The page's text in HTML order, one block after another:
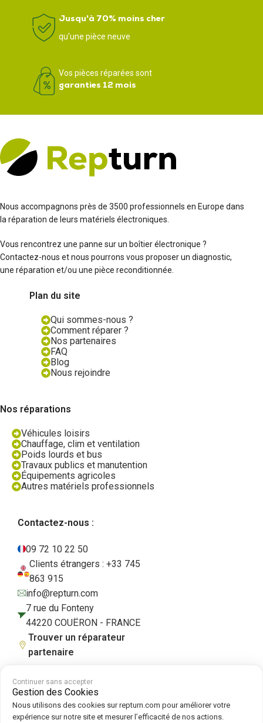
Jusqu'à 70% moins cher
qu'une pièce neuve
Vos pièces réparées sont
garanties 12 mois
Nous accompagnons près de 3500 professionnels en Europe dans
la réparation de leurs matériels électroniques.
Vous rencontrez une panne sur un boîtier électronique ?
Contactez-nous et nous pourrons vous proposer un diagnostic,
une réparation et/ou une pièce reconditionnée.
Plan du site
Qui sommes-nous ?
Comment réparer ?
Nos partenaires
FAQ
Blog
Nous rejoindre
Nos réparations
Véhicules loisirs
Chauffage, clim et ventilation
Poids lourds et bus
Travaux publics et manutention
Équipements agricoles
Autres matériels professionnels
Contactez-nous :
09 72 10 22 50
Clients étrangers : +33 745
863 915
info@repturn.com
7 rue du Fonteny
44220 COUËRON - FRANCE
Trouver un réparateur
partenaire
CGV| Mentions légales Politique de confidentialité |Cookies
de cookies
Continuer sans accepter
Gestion des Cookies
Nous utilisons des cookies sur repturn.com pour améliorer votre
expérience sur notre site et mesurer l’efficacité de nos actions.